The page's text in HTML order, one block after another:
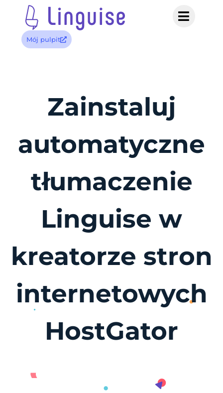
Mój pulpit
Zainstaluj
automatyczne
tłumaczenie
Linguise w
kreatorze stron
internetowych
HostGator